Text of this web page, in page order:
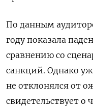
По данным
году показала
сравнению со
санкций. Однако
не отклонялся от
свидетельствует о